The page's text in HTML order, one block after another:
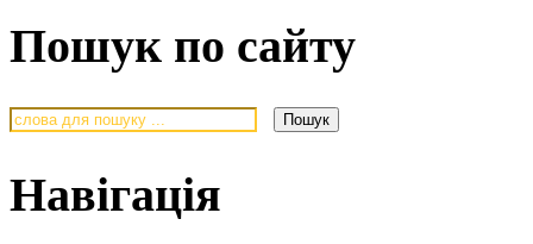
Пошук по сайту
Навігація